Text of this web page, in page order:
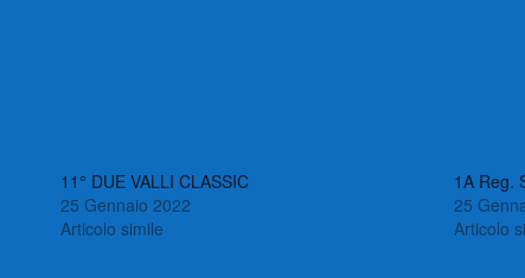
11° DUE VALLI CLASSIC
25 Gennaio 2022
Articolo simile
1A Reg.
25
Articolo